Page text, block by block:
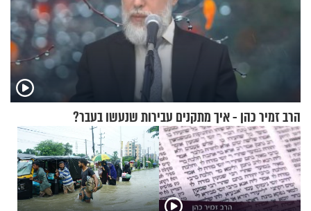
הרב זמיר כהן - איך מתקנים עבירות שנעשו בעבר?